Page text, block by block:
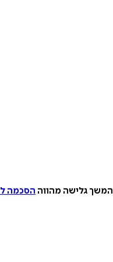
המשך גלישה מהווה הסכמה